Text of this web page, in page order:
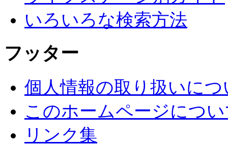
いろいろな検索方法
フッター
個人情報の取り扱いにつ
このホームページにつ
リンク集